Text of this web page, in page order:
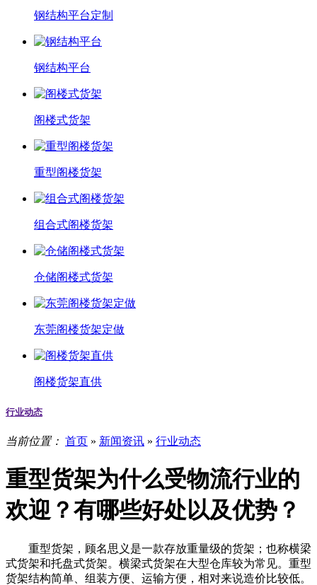
钢结构平台定制
钢结构平台
阁楼式货架
重型阁楼货架
组合式阁楼货架
仓储阁楼式货架
东莞阁楼货架定做
阁楼货架直供
行业动态
当前位置： 首页 » 新闻资讯 » 行业动态
重型货架为什么受物流行业的
欢迎？有哪些好处以及优势？
重型货架，顾名思义是一款存放重量级的货架；也称横梁
式货架和托盘式货架。横梁式货架在大型仓库较为常见。重型
货架结构简单、组装方便、运输方便，相对来说造价比较低。